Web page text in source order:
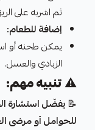
ثم اشربه على
إضافة للطعام:
يمكن طحنه أو
الزبادي والعسل.
⚠️تنبيه مهم:
📝يفضّل استشارة
للحوامل أو مرضى